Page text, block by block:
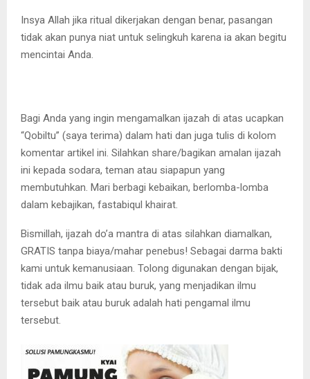
Insya Allah jika ritual dikerjakan dengan benar, pasangan
tidak akan punya niat untuk selingkuh karena ia akan begitu
mencintai Anda.
Bagi Anda yang ingin mengamalkan ijazah di atas ucapkan
“Qobiltu” (saya terima) dalam hati dan juga tulis di kolom
komentar artikel ini. Silahkan share/bagikan amalan ijazah
ini kepada sodara, teman atau siapapun yang
membutuhkan. Mari berbagi kebaikan, berlomba-lomba
dalam kebajikan, fastabiqul khairat.
Bismillah, ijazah do’a mantra di atas silahkan diamalkan,
GRATIS tanpa biaya/mahar penebus! Sebagai darma bakti
kami untuk kemanusiaan. Tolong digunakan dengan bijak,
tidak ada ilmu baik atau buruk, yang menjadikan ilmu
tersebut baik atau buruk adalah hati pengamal ilmu
tersebut.